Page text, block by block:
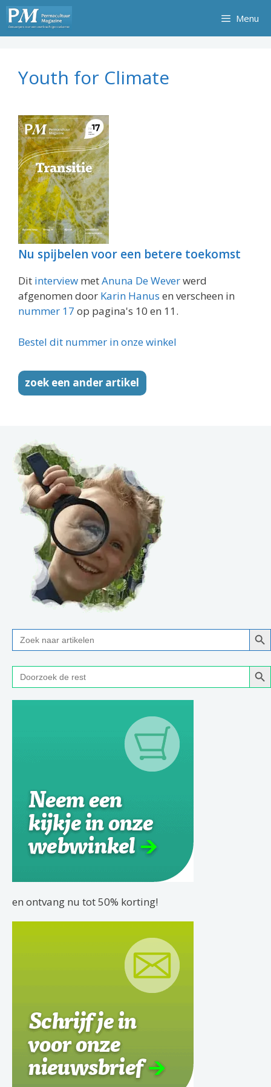
Ga
naar
de
Menu
Youth for Climate
Nu spijbelen voor een betere toekomst
Dit interview metAnuna De Weverwerd
afgenomen door Karin Hanus en verscheen in
nummer 17 op pagina's 10 en 11.
Bestel dit nummer in onze winkel
zoek een ander artikel
Zoek
naar:
Zoek
naar:
en ontvang nu tot 50% korting!